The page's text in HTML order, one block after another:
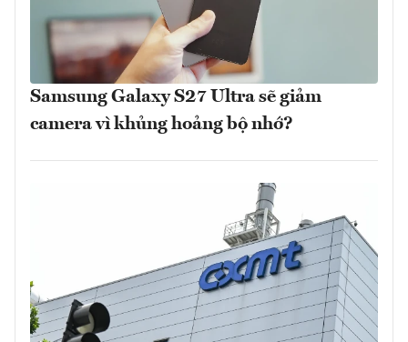
Samsung Galaxy S27 Ultra sẽ giảm
camera vì khủng hoảng bộ nhớ?